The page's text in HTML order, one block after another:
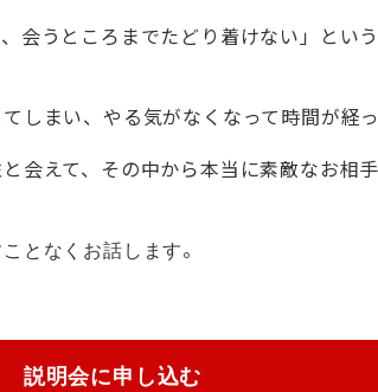
会うところまでたどり着けない」とい
しまい、やる気がなくなって時間が経
会えて、その中から本当に素敵なお相
となくお話します。
説明会に申し込む